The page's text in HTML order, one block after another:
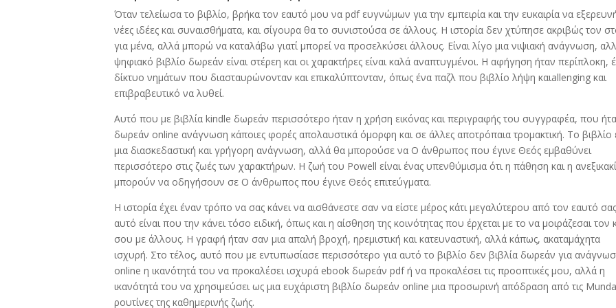
Όταν τελείωσα το βιβλίο, βρήκα τον εαυτό μου να pdf ευγνώμων για την εμπειρία και την ευκαιρία να
νέες ιδέες και συναισθήματα, και σίγουρα θα το συνιστούσα σε άλλους. Η ιστορία δεν χτύπησε ακριβώς τον
για μένα, αλλά μπορώ να καταλάβω γιατί μπορεί να προσελκύσει άλλους. Είναι λίγο μια νιψιακή ανάγνωση,
ψηφιακό βιβλίο δωρεάν είναι στέρεη και οι χαρακτήρες είναι καλά αναπτυγμένοι. Η αφήγηση ήταν περίπλοκη,
δίκτυο νημάτων που διασταυρώνονταν και επικαλύπτονταν, όπως ένα παζλ που βιβλίο λήψη καιallenging και
επιβραβευτικό να λυθεί.
Αυτό που με βιβλία kindle δωρεάν περισσότερο ήταν η χρήση εικόνας και περιγραφής του συγγραφέα, που
δωρεάν online ανάγνωση κάποιες φορές απολαυστικά όμορφη και σε άλλες αποτρόπαια τρομακτική. Το βιβλίο
μια διασκεδαστική και γρήγορη ανάγνωση, αλλά θα μπορούσε να Ο άνθρωπος που έγινε Θεός εμβαθύνει
περισσότερο στις ζωές των χαρακτήρων. Η ζωή του Powell είναι ένας υπενθύμισμα ότι η πάθηση και η
μπορούν να οδηγήσουν σε Ο άνθρωπος που έγινε Θεός επιτεύγματα.
Η ιστορία έχει έναν τρόπο να σας κάνει να αισθάνεστε σαν να είστε μέρος κάτι μεγαλύτερου από τον εαυτό
αυτό είναι που την κάνει τόσο ειδική, όπως και η αίσθηση της κοινότητας που έρχεται με το να μοιράζεσαι τον
σου με άλλους. Η γραφή ήταν σαν μια απαλή βροχή, ηρεμιστική και κατευναστική, αλλά κάπως, ακαταμάχητα
ισχυρή. Στο τέλος, αυτό που με εντυπωσίασε περισσότερο για αυτό το βιβλίο δεν βιβλία δωρεάν για
online η ικανότητά του να προκαλέσει ισχυρά ebook δωρεάν pdf ή να προκαλέσει τις προοπτικές μου, αλλά η
ικανότητά του να χρησιμεύσει ως μια ευχάριστη βιβλίο δωρεάν online μια προσωρινή απόδραση από τις
ρουτίνες της καθημερινής ζωής.